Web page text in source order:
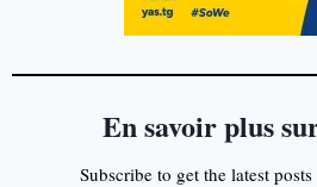
En savoir plus
Subscribe to get the latest